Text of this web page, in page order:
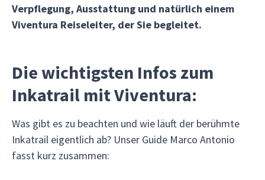
Verpflegung, Ausstattung und natürlich einem
Viventura Reiseleiter, der Sie begleitet.
Die wichtigsten Infos zum
Inkatrail mit Viventura:
Was gibt es zu beachten und wie läuft der berühmte
Inkatrail eigentlich ab? Unser Guide Marco Antonio
fasst kurz zusammen: